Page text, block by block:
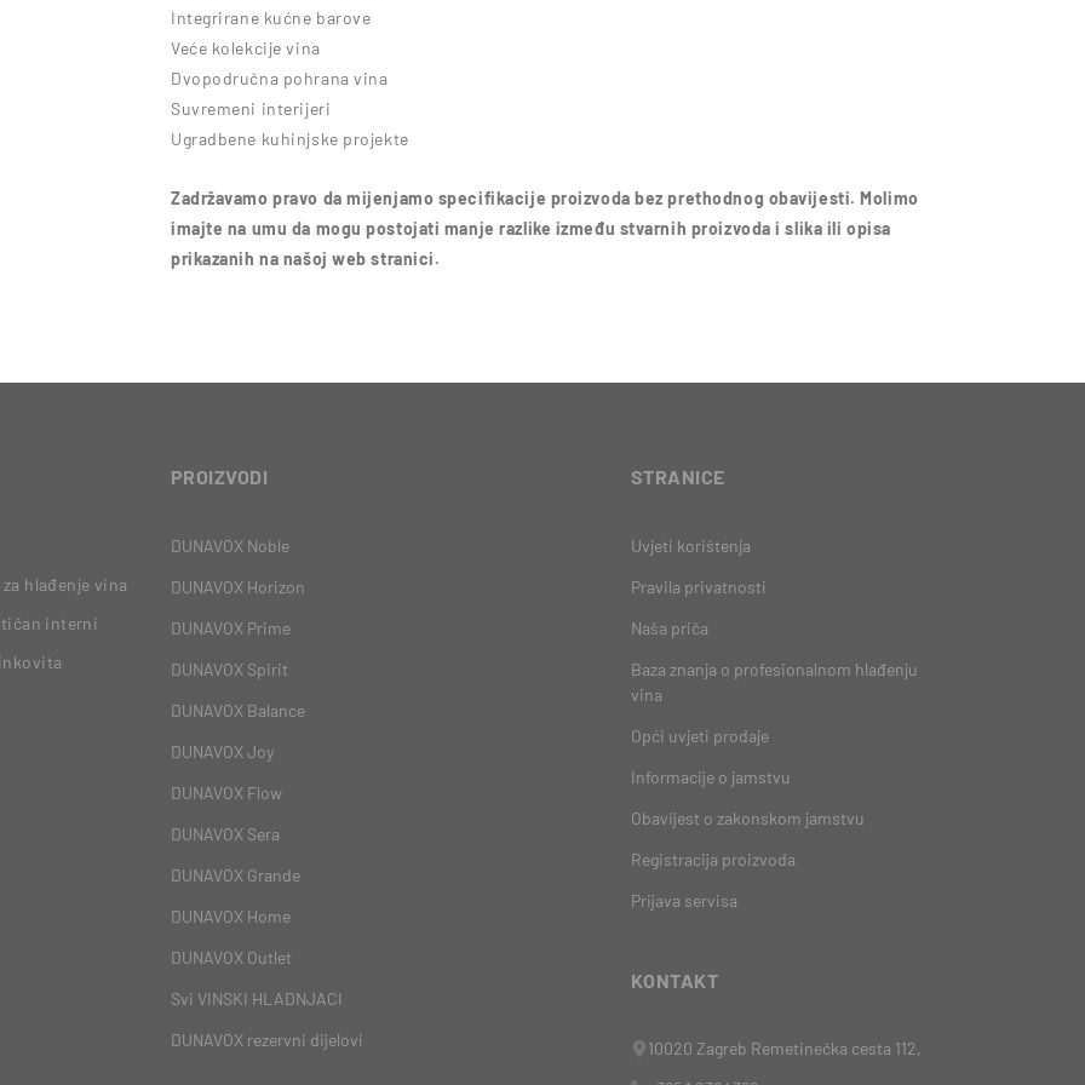
Integrirane kućne barove
Veće kolekcije vina
Dvopodručna pohrana vina
Suvremeni interijeri
Ugradbene kuhinjske projekte
Zadržavamo pravo da mijenjamo specifikacije proizvoda bez prethodnog obavijesti. Molimo
imajte na umu da mogu postojati manje razlike između stvarnih proizvoda i slika ili opisa
prikazanih na našoj web stranici.
hlađenje vina
interni
PROIZVODI
DUNAVOX Noble
DUNAVOX Horizon
DUNAVOX Prime
DUNAVOX Spirit
DUNAVOX Balance
DUNAVOX Joy
DUNAVOX Flow
DUNAVOX Sera
DUNAVOX Grande
DUNAVOX Home
DUNAVOX Outlet
Svi VINSKI HLADNJACI
DUNAVOX rezervni dijelovi
STRANICE
Uvjeti korištenja
Pravila privatnosti
Naša priča
Baza znanja o profesionalnom hlađenju
vina
Opći uvjeti prodaje
Informacije o jamstvu
Obavijest o zakonskom jamstvu
Registracija proizvoda
Prijava servisa
KONTAKT
10020 Zagreb Remetinečka cesta 112,